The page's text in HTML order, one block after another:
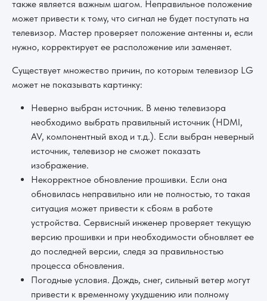
также является важным шагом. Неправильное положение
может привести к тому, что сигнал не будет поступать на
телевизор. Мастер проверяет положение антенны и, если
нужно, корректирует ее расположение или заменяет.
Существует множество причин, по которым телевизор LG
может не показывать картинку:
Неверно выбран источник. В меню телевизора
необходимо выбрать правильный источник (HDMI,
AV, компонентный вход и т.д.). Если выбран неверный
источник, телевизор не сможет показать
изображение.
Некорректное обновление прошивки. Если она
обновилась неправильно или не полностью, то такая
ситуация может привести к сбоям в работе
устройства. Сервисный инженер проверяет текущую
версию прошивки и при необходимости обновляет ее
до последней версии, следя за правильностью
процесса обновления.
Погодные условия. Дождь, снег, сильный ветер могут
привести к временному ухудшению или полному